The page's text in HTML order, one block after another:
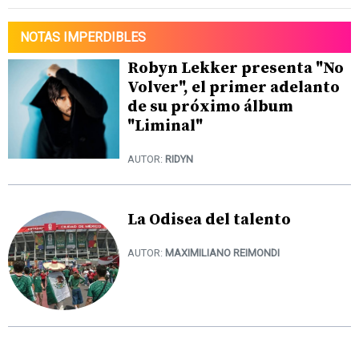
NOTAS IMPERDIBLES
Robyn Lekker presenta "No
Volver", el primer adelanto
de su próximo álbum
"Liminal"
AUTOR: RIDYN
La Odisea del talento
AUTOR: MAXIMILIANO REIMONDI